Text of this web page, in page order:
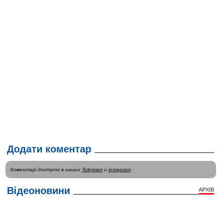
Додати коментар
Коментарі доступні в наших Telegramи instagram.
Відеоновини АРХІВ